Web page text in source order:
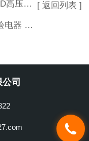
验电器
音验电器
[ 返回列表 ]
司